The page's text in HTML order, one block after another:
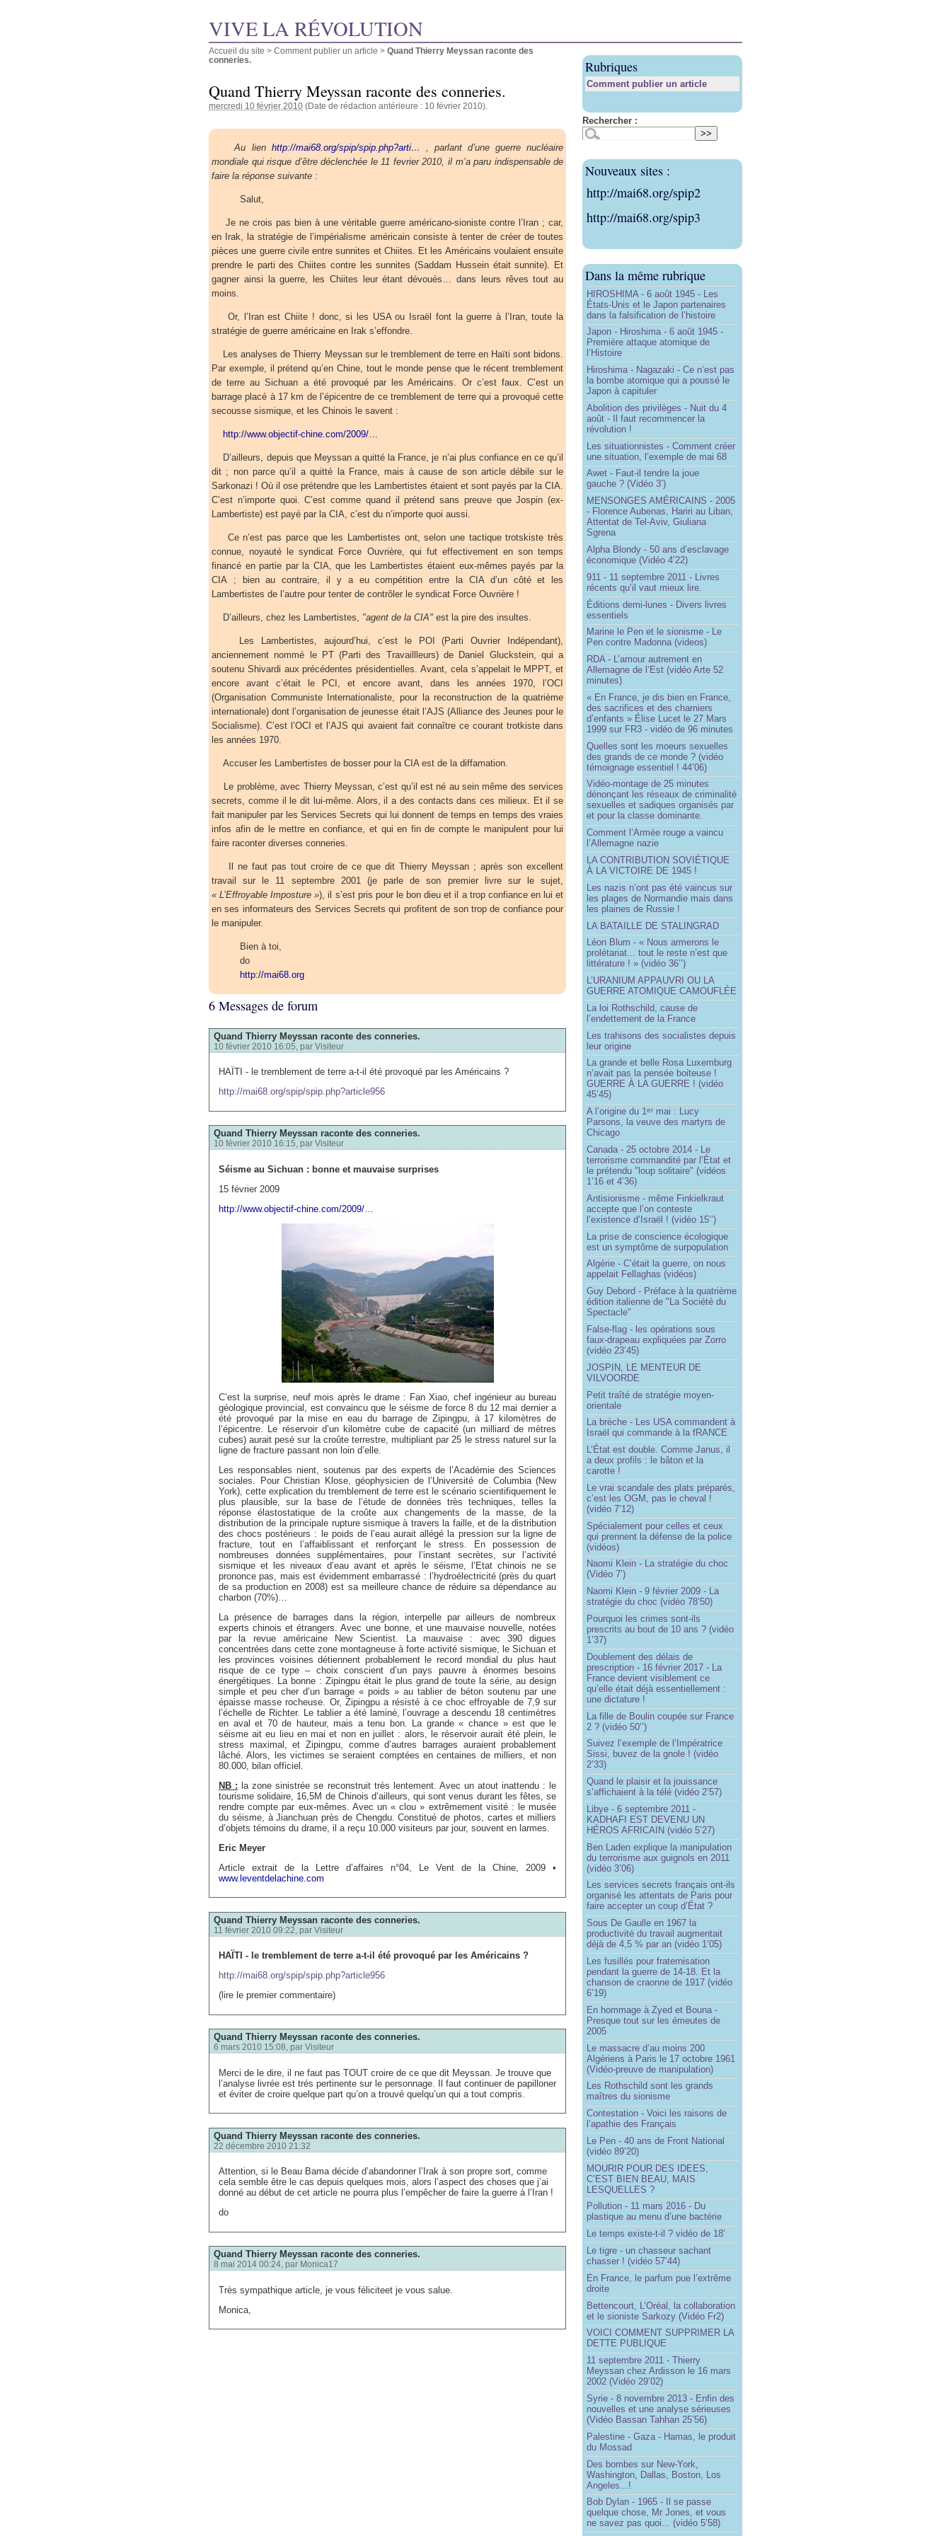
VIVE LA RÉVOLUTION
Accueil du site > Comment publier un article > Quand Thierry Meyssan raconte des
conneries.
Quand Thierry Meyssan raconte des conneries.
mercredi 10 février 2010 (Date de rédaction antérieure : 10 février 2010).
Au lien http://mai68.org/spip/spip.php?arti…
, parlant d’une guerre nucléaire
mondiale qui risque d’être déclenchée le 11 fevrier 2010, il m’a paru indispensable de
faire la réponse suivante :
Salut,
Je ne crois pas bien à une véritable guerre américano-sioniste contre l’Iran ; car,
en Irak, la stratégie de l’impérialisme américain consiste à tenter de créer de toutes
pièces une guerre civile entre sunnites et Chiites. Et les Américains voulaient ensuite
prendre le parti des Chiites contre les sunnites (Saddam Hussein était sunnite). Et
gagner ainsi la guerre, les Chiites leur étant dévoués… dans leurs rêves tout au
moins.
Or, l’Iran est Chiite ! donc, si les USA ou Israël font la guerre à l’Iran, toute la
stratégie de guerre américaine en Irak s’effondre.
Les analyses de Thierry Meyssan sur le tremblement de terre en Haïti sont bidons.
Par exemple, il prétend qu’en Chine, tout le monde pense que le récent tremblement
de terre au Sichuan a été provoqué par les Américains. Or c’est faux. C’est un
barrage placé à 17 km de l’épicentre de ce tremblement de terre qui a provoqué cette
secousse sismique, et les Chinois le savent :
http://www.objectif-chine.com/2009/…
D’ailleurs, depuis que Meyssan a quitté la France, je n’ai plus confiance en ce qu’il
dit ; non parce qu’il a quitté la France, mais à cause de son article débile sur le
Sarkonazi ! Où il ose prétendre que les Lambertistes étaient et sont payés par la CIA.
C’est n’importe quoi. C’est comme quand il prétend sans preuve que Jospin (ex-
Lambertiste) est payé par la CIA, c’est du n’importe quoi aussi.
Ce n’est pas parce que les Lambertistes ont, selon une tactique trotskiste très
connue, noyauté le syndicat Force Ouvrière, qui fut effectivement en son temps
financé en partie par la CIA, que les Lambertistes étaient eux-mêmes payés par la
CIA ; bien au contraire, il y a eu compétition entre la CIA d’un côté et les
Lambertistes de l’autre pour tenter de contrôler le syndicat Force Ouvrière !
D’ailleurs, chez les Lambertistes, "agent de la CIA" est la pire des insultes.
Les Lambertistes, aujourd’hui, c’est le POI (Parti Ouvrier Indépendant),
anciennement nommé le PT (Parti des Travaillleurs) de Daniel Gluckstein, qui a
soutenu Shivardi aux précédentes présidentielles. Avant, cela s’appelait le MPPT, et
encore avant c’était le PCI, et encore avant, dans les années 1970, l’OCI
(Organisation Communiste Internationaliste, pour la reconstruction de la quatrième
internationale) dont l’organisation de jeunesse était l’AJS (Alliance des Jeunes pour le
Socialisme). C’est l’OCI et l’AJS qui avaient fait connaître ce courant trotkiste dans
les années 1970.
Accuser les Lambertistes de bosser pour la CIA est de la diffamation.
Le problème, avec Thierry Meyssan, c’est qu’il est né au sein même des services
secrets, comme il le dit lui-même. Alors, il a des contacts dans ces milieux. Et il se
fait manipuler par les Services Secrets qui lui donnent de temps en temps des vraies
infos afin de le mettre en confiance, et qui en fin de compte le manipulent pour lui
faire raconter diverses conneries.
Il ne faut pas tout croire de ce que dit Thierry Meyssan ; après son excellent
travail sur le 11 septembre 2001 (je parle de son premier livre sur le sujet,
« L’Effroyable Imposture »), il s’est pris pour le bon dieu et il a trop confiance en lui et
en ses informateurs des Services Secrets qui profitent de son trop de confiance pour
le manipuler.
Bien à toi,
do
http://mai68.org
6 Messages de forum
Quand Thierry Meyssan raconte des conneries.
10 février 2010 16:05, par Visiteur
HAÏTI - le tremblement de terre a-t-il été provoqué par les Américains ?
http://mai68.org/spip/spip.php?article956
Quand Thierry Meyssan raconte des conneries.
10 février 2010 16:15, par Visiteur
Séisme au Sichuan : bonne et mauvaise surprises
15 février 2009
http://www.objectif-chine.com/2009/…
C’est la surprise, neuf mois après le drame : Fan Xiao, chef ingénieur au bureau
géologique provincial, est convaincu que le séisme de force 8 du 12 mai dernier a
été provoqué par la mise en eau du barrage de Zipingpu, à 17 kilomètres de
l’épicentre. Le réservoir d’un kilomètre cube de capacité (un milliard de mètres
cubes) aurait pesé sur la croûte terrestre, multipliant par 25 le stress naturel sur la
ligne de fracture passant non loin d’elle.
Les responsables nient, soutenus par des experts de l’Académie des Sciences
sociales. Pour Christian Klose, géophysicien de l’Université de Columbia (New
York), cette explication du tremblement de terre est le scénario scientifiquement le
plus plausible, sur la base de l’étude de données très techniques, telles la
réponse élastostatique de la croûte aux changements de la masse, de la
distribution de la principale rupture sismique à travers la faille, et de la distribution
des chocs postérieurs : le poids de l’eau aurait allégé la pression sur la ligne de
fracture, tout en l’affaiblissant et renforçant le stress. En possession de
nombreuses données supplémentaires, pour l’instant secrètes, sur l’activité
sismique et les niveaux d’eau avant et après le séisme, l’Etat chinois ne se
prononce pas, mais est évidemment embarrassé : l’hydroélectricité (près du quart
de sa production en 2008) est sa meilleure chance de réduire sa dépendance au
charbon (70%)…
La présence de barrages dans la région, interpelle par ailleurs de nombreux
experts chinois et étrangers. Avec une bonne, et une mauvaise nouvelle, notées
par la revue américaine New Scientist. La mauvaise : avec 390 digues
concentrées dans cette zone montagneuse à forte activité sismique, le Sichuan et
les provinces voisines détiennent probablement le record mondial du plus haut
risque de ce type – choix conscient d’un pays pauvre à énormes besoins
énergétiques. La bonne : Zipingpu était le plus grand de toute la série, au design
simple et peu cher d’un barrage « poids » au tablier de béton soutenu par une
épaisse masse rocheuse. Or, Zipingpu a résisté à ce choc effroyable de 7,9 sur
l’échelle de Richter. Le tablier a été laminé, l’ouvrage a descendu 18 centimètres
en aval et 70 de hauteur, mais a tenu bon. La grande « chance » est que le
séisme ait eu lieu en mai et non en juillet : alors, le réservoir aurait été plein, le
stress maximal, et Zipingpu, comme d’autres barrages auraient probablement
lâché. Alors, les victimes se seraient comptées en centaines de milliers, et non
80.000, bilan officiel.
NB : la zone sinistrée se reconstruit très lentement. Avec un atout inattendu : le
tourisme solidaire, 16,5M de Chinois d’ailleurs, qui sont venus durant les fêtes, se
rendre compte par eux-mêmes. Avec un « clou » extrêmement visité : le musée
du séisme, à Jianchuan près de Chengdu. Constitué de photos, cartes et milliers
d’objets témoins du drame, il a reçu 10.000 visiteurs par jour, souvent en larmes.
Eric Meyer
Article extrait de la Lettre d’affaires n°04, Le Vent de la Chine, 2009 •
www.leventdelachine.com
Quand Thierry Meyssan raconte des conneries.
11 février 2010 09:22, par Visiteur
HAÏTI - le tremblement de terre a-t-il été provoqué par les Américains ?
http://mai68.org/spip/spip.php?article956
(lire le premier commentaire)
Quand Thierry Meyssan raconte des conneries.
6 mars 2010 15:08, par Visiteur
Merci de le dire, il ne faut pas TOUT croire de ce que dit Meyssan. Je trouve que
l’analyse livrée est trés pertinente sur le personnage. Il faut continuer de papilloner
et éviter de croire quelque part qu’on a trouvé quelqu’un qui a tout compris.
Quand Thierry Meyssan raconte des conneries.
22 décembre 2010 21:32
Attention, si le Beau Bama décide d’abandonner l’Irak à son propre sort, comme
cela semble être le cas depuis quelques mois, alors l’aspect des choses que j’ai
donné au début de cet article ne pourra plus l’empêcher de faire la guerre à l’Iran !
do
Quand Thierry Meyssan raconte des conneries.
8 mai 2014 00:24, par Monica17
Très sympathique article, je vous féliciteet je vous salue.
Monica,
Rubriques
Comment publier un article
Rechercher :
Nouveaux sites :
http://mai68.org/spip2
http://mai68.org/spip3
Dans la même rubrique
HIROSHIMA - 6 août 1945 - Les
États-Unis et le Japon partenaires
dans la falsification de l’histoire
Japon - Hiroshima - 6 août 1945 -
Première attaque atomique de
l’Histoire
Hiroshima - Nagazaki - Ce n’est pas
la bombe atomique qui a poussé le
Japon à capituler
Abolition des privilèges - Nuit du 4
août - Il faut recommencer la
révolution !
Les situationnistes - Comment créer
une situation, l’exemple de mai 68
Awet - Faut-il tendre la joue
gauche ? (Vidéo 3’)
MENSONGES AMÉRICAINS - 2005
- Florence Aubenas, Hariri au Liban,
Attentat de Tel-Aviv, Giuliana
Sgrena
Alpha Blondy - 50 ans d’esclavage
économique (Vidéo 4’22)
911 - 11 septembre 2011 - Livres
récents qu’il vaut mieux lire.
Éditions demi-lunes - Divers livres
essentiels
Marine le Pen et le sionisme - Le
Pen contre Madonna (videos)
RDA - L’amour autrement en
Allemagne de l’Est (vidéo Arte 52
minutes)
« En France, je dis bien en France,
des sacrifices et des charniers
d’enfants » Élise Lucet le 27 Mars
1999 sur FR3 - vidéo de 96 minutes
Quelles sont les moeurs sexuelles
des grands de ce monde ? (vidéo
témoignage essentiel ! 44’06)
Vidéo-montage de 25 minutes
dénonçant les réseaux de criminalité
sexuelles et sadiques organisés par
et pour la classe dominante.
Comment l’Armée rouge a vaincu
l’Allemagne nazie
LA CONTRIBUTION SOVIÉTIQUE
À LA VICTOIRE DE 1945 !
Les nazis n’ont pas été vaincus sur
les plages de Normandie mais dans
les plaines de Russie !
LA BATAILLE DE STALINGRAD
Léon Blum - « Nous armerons le
prolétariat... tout le reste n’est que
littérature ! » (vidéo 36’’)
L’URANIUM APPAUVRI OU LA
GUERRE ATOMIQUE CAMOUFLÉE
La loi Rothschild, cause de
l’endettement de la France
Les trahisons des socialistes depuis
leur origine
La grande et belle Rosa Luxemburg
n’avait pas la pensée boiteuse !
GUERRE À LA GUERRE ! (vidéo
45’45)
A l’origine du 1er mai : Lucy
Parsons, la veuve des martyrs de
Chicago
Canada - 25 octobre 2014 - Le
terrorisme commandité par l’État et
le prétendu "loup solitaire" (vidéos
1’16 et 4’36)
Antisionisme - même Finkielkraut
accepte que l’on conteste
l’existence d’Israël ! (vidéo 15’’)
La prise de conscience écologique
est un symptôme de surpopulation
Algérie - C’était la guerre, on nous
appelait Fellaghas (vidéos)
Guy Debord - Préface à la quatrième
édition italienne de "La Société du
Spectacle"
False-flag - les opérations sous
faux-drapeau expliquées par Zorro
(vidéo 23’45)
JOSPIN, LE MENTEUR DE
VILVOORDE
Petit traîté de stratégie moyen-
orientale
La brèche - Les USA commandent à
Israël qui commande à la fRANCE
L’État est double. Comme Janus, il
a deux profils : le bâton et la
carotte !
Le vrai scandale des plats préparés,
c’est les OGM, pas le cheval !
(vidéo 7’12)
Spécialement pour celles et ceux
qui prennent la défense de la police
(vidéos)
Naomi Klein - La stratégie du choc
(Vidéo 7’)
Naomi Klein - 9 février 2009 - La
stratégie du choc (vidéo 78’50)
Pourquoi les crimes sont-ils
prescrits au bout de 10 ans ? (vidéo
1’37)
Doublement des délais de
prescription - 16 février 2017 - La
France devient visiblement ce
qu’elle était déjà essentiellement :
une dictature !
La fille de Boulin coupée sur France
2 ? (vidéo 50’’)
Suivez l’exemple de l’Impératrice
Sissi, buvez de la gnole ! (vidéo
2’33)
Quand le plaisir et la jouissance
s’affichaient à la télé (vidéo 2’57)
Libye - 6 septembre 2011 -
KADHAFI EST DEVENU UN
HÉROS AFRICAIN (vidéo 5’27)
Ben Laden explique la manipulation
du terrorisme aux guignols en 2011
(vidéo 3’06)
Les services secrets français ont-ils
organisé les attentats de Paris pour
faire accepter un coup d’État ?
Sous De Gaulle en 1967 la
productivité du travail augmentait
déjà de 4,5 % par an (vidéo 1’05)
Les fusillés pour fraternisation
pendant la guerre de 14-18. Et la
chanson de craonne de 1917 (vidéo
6’19)
En hommage à Zyed et Bouna -
Presque tout sur les émeutes de
2005
Le massacre d’au moins 200
Algériens à Paris le 17 octobre 1961
(Vidéo-preuve de manipulation)
Les Rothschild sont les grands
maîtres du sionisme
Contestation - Voici les raisons de
l’apathie des Français
Le Pen - 40 ans de Front National
(vidéo 89’20)
MOURIR POUR DES IDEES,
C’EST BIEN BEAU, MAIS
LESQUELLES ?
Pollution - 11 mars 2016 - Du
plastique au menu d’une bactérie
Le temps existe-t-il ? vidéo de 18’
Le tigre - un chasseur sachant
chasser ! (vidéo 57’44)
En France, le parfum pue l’extrême
droite
Bettencourt, L’Oréal, la collaboration
et le sioniste Sarkozy (Vidéo Fr2)
VOICI COMMENT SUPPRIMER LA
DETTE PUBLIQUE
11 septembre 2011 - Thierry
Meyssan chez Ardisson le 16 mars
2002 (Vidéo 29’02)
Syrie - 8 novembre 2013 - Enfin des
nouvelles et une analyse sérieuses
(Vidéo Bassan Tahhan 25’56)
Palestine - Gaza - Hamas, le produit
du Mossad
Des bombes sur New-York,
Washington, Dallas, Boston, Los
Angeles...!
Bob Dylan - 1965 - Il se passe
quelque chose, Mr Jones, et vous
ne savez pas quoi... (vidéo 5’58)